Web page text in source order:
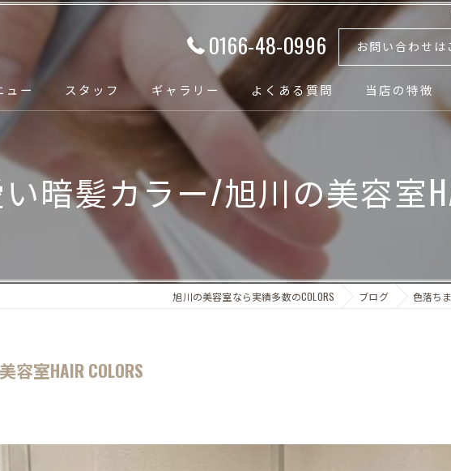
0166-48-0996 お問い合わせは
ュー スタッフ ギャラリー よくある質問 当店の特徴
カラー
メンズ
暗髪カラー/旭川の美容室
旭川の美容室なら実績多数のCOLORS ブログ 色落ち
室HAIR COLORS